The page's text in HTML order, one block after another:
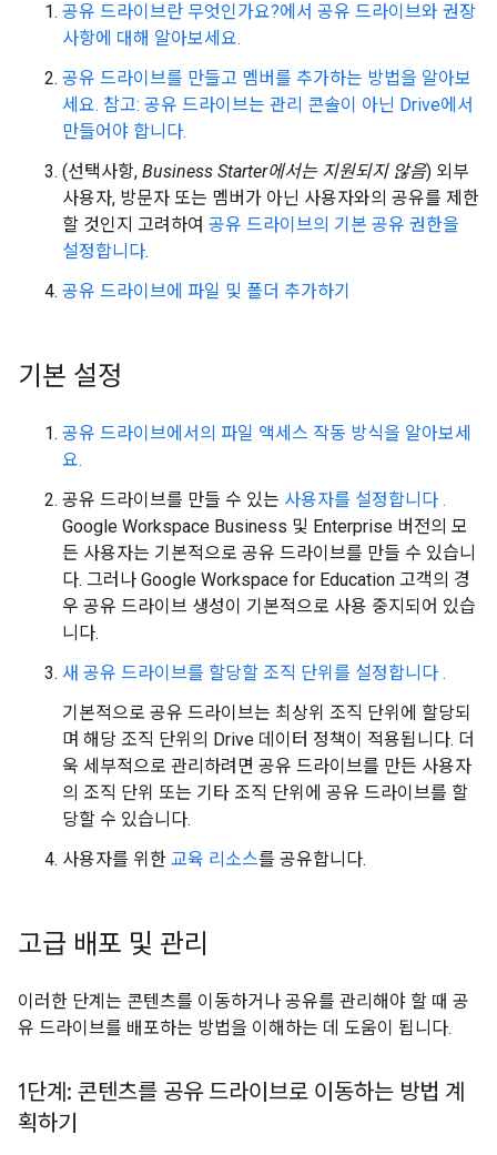
공유 드라이브란 무엇인가요?에서 공유 드라이브와 권장
사항에 대해 알아보세요.
공유 드라이브를 만들고 멤버를 추가하는 방법을 알아보
세요. 참고: 공유 드라이브는 관리 콘솔이 아닌 Drive에서
만들어야 합니다.
(선택사항, Business Starter에서는 지원되지 않음) 외부
사용자, 방문자 또는 멤버가 아닌 사용자와의 공유를 제한
할 것인지 고려하여 공유 드라이브의 기본 공유 권한을
설정합니다.
공유 드라이브에 파일 및 폴더 추가하기
기본 설정
공유 드라이브에서의 파일 액세스 작동 방식을 알아보세
요.
공유 드라이브를 만들 수 있는 사용자를 설정합니다 .
Google Workspace Business 및 Enterprise 버전의 모
든 사용자는 기본적으로 공유 드라이브를 만들 수 있습니
다. 그러나 Google Workspace for Education 고객의 경
우 공유 드라이브 생성이 기본적으로 사용 중지되어 있습
니다.
새 공유 드라이브를 할당할 조직 단위를 설정합니다 .
기본적으로 공유 드라이브는 최상위 조직 단위에 할당되
며 해당 조직 단위의 Drive 데이터 정책이 적용됩니다. 더
욱 세부적으로 관리하려면 공유 드라이브를 만든 사용자
의 조직 단위 또는 기타 조직 단위에 공유 드라이브를 할
당할 수 있습니다.
사용자를 위한 교육 리소스를 공유합니다.
고급 배포 및 관리
이러한 단계는 콘텐츠를 이동하거나 공유를 관리해야 할 때 공
유 드라이브를 배포하는 방법을 이해하는 데 도움이 됩니다.
1단계: 콘텐츠를 공유 드라이브로 이동하는 방법 계
획하기